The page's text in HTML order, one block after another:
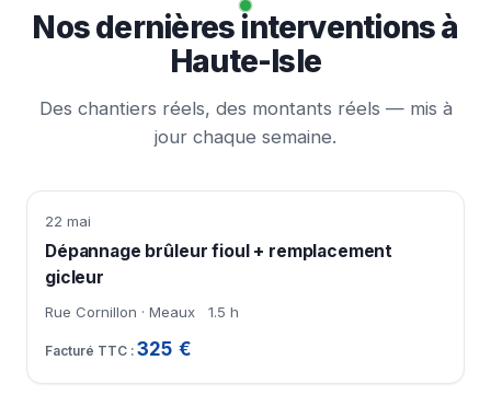
Nos dernières interventions à
Haute-Isle
Des chantiers réels, des montants réels — mis à
jour chaque semaine.
22 mai
Dépannage brûleur fioul + remplacement
gicleur
Rue Cornillon · Meaux 1.5 h
325 €